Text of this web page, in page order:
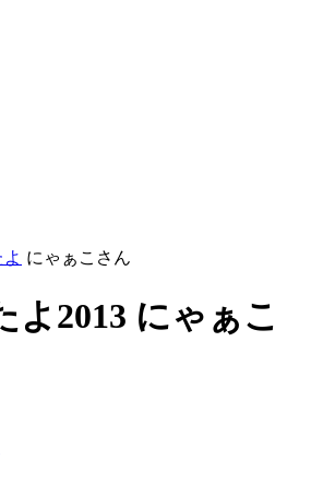
にゃぁこさん
よ2013 にゃぁこ